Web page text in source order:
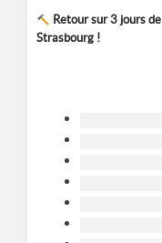
Retour sur 3 jours
Strasbourg !